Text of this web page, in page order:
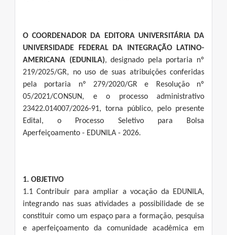
O COORDENADOR DA EDITORA UNIVERSITÁRIA DA
UNIVERSIDADE FEDERAL DA INTEGRAÇÃO LATINO-
AMERICANA (EDUNILA), designado pela portaria nº
219/2025/GR, no uso de suas atribuições conferidas
pela portaria nº 279/2020/GR e Resolução nº
05/2021/CONSUN, e o processo administrativo
23422.014007/2026-91, torna público, pelo presente
Edital, o Processo Seletivo para Bolsa
Aperfeiçoamento - EDUNILA - 2026.
1. OBJETIVO
1.1 Contribuir para ampliar a vocação da EDUNILA,
integrando nas suas atividades a possibilidade de se
constituir como um espaço para a formação, pesquisa
e aperfeiçoamento da comunidade acadêmica em